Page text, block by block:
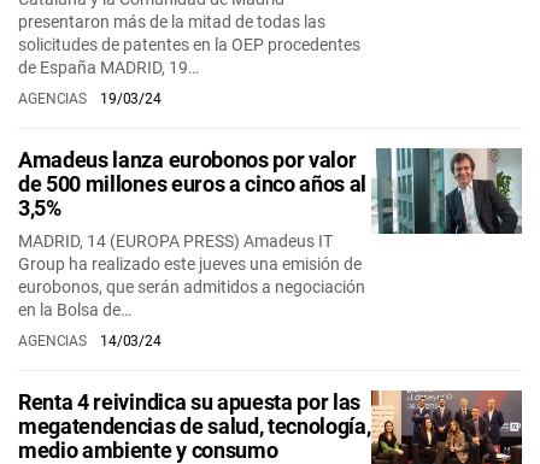
presentaron más de la mitad de todas las
solicitudes de patentes en la OEP procedentes
de España MADRID, 19…
AGENCIAS 19/03/24
Amadeus lanza eurobonos por valor
de 500 millones euros a cinco años al
3,5%
MADRID, 14 (EUROPA PRESS) Amadeus IT
Group ha realizado este jueves una emisión de
eurobonos, que serán admitidos a negociación
en la Bolsa de…
AGENCIAS 14/03/24
Renta 4 reivindica su apuesta por las
megatendencias de salud, tecnología,
medio ambiente y consumo